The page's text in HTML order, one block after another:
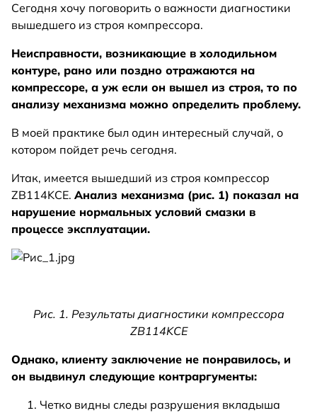
Сегодня хочу поговорить о важности диагностики
вышедшего из строя компрессора.
Неисправности, возникающие в холодильном
контуре, рано или поздно отражаются на
компрессоре, а уж если он вышел из строя, то по
анализу механизма можно определить проблему.
В моей практике был один интересный случай, о
котором пойдет речь сегодня.
Итак, имеется вышедший из строя компрессор
ZB114KCE. Анализ механизма (рис. 1) показал на
нарушение нормальных условий смазки в
процессе эксплуатации.
Рис. 1. Результаты диагностики компрессора
ZB114KCE
Однако, клиенту заключение не понравилось, и
он выдвинул следующие контраргументы:
Четко видны следы разрушения вкладыша